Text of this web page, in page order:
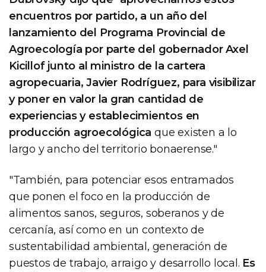
encuentros por partido, a un año del
lanzamiento del Programa Provincial de
Agroecología por parte del gobernador Axel
Kicillof junto al ministro de la cartera
agropecuaria, Javier Rodríguez, para visibilizar
y poner en valor la gran cantidad de
experiencias y establecimientos en
producción agroecológica que existen a lo
largo y ancho del territorio bonaerense."
"También, para potenciar esos entramados
que ponen el foco en la producción de
alimentos sanos, seguros, soberanos y de
cercanía, así como en un contexto de
sustentabilidad ambiental, generación de
puestos de trabajo, arraigo y desarrollo local. Es